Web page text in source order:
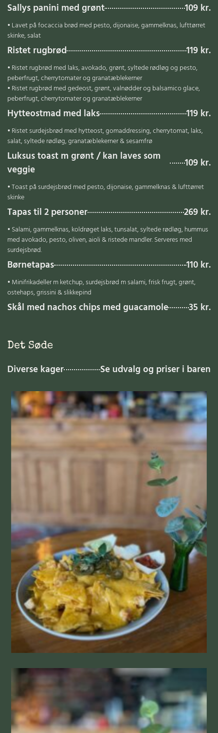
Sallys panini med grønt 109 kr.
• Lavet på focaccia brød med pesto, dijonaise, gammelknas, lufttørret
skinke, salat
Ristet rugbrød 119 kr.
• Ristet rugbrød med laks, avokado, grønt, syltede rødløg og pesto,
peberfrugt, cherrytomater og granatæblekerner
• Ristet rugbrød med gedeost, grønt, valnødder og balsamico glace,
peberfrugt, cherrytomater og granatæblekerner
Hytteostmad med laks 119 kr.
• Ristet surdejsbrød med hytteost, gomaddressing, cherrytomat, laks,
salat, syltede rødløg, granatæblekerner & sesamfrø
Luksus toast m grønt / kan laves som
veggie
109 kr.
• Toast på surdejsbrød med pesto, dijonaise, gammelknas & lufttørret
skinke
Tapas til 2 personer 269 kr.
• Salami, gammelknas, koldrøget laks, tunsalat, syltede rødløg, hummus
med avokado, pesto, oliven, aioli & ristede mandler. Serveres med
surdejsbrød.
Børnetapas 110 kr.
• Minifrikadeller m ketchup, surdejsbrød m salami, frisk frugt, grønt,
ostehaps, grissini & slikkepind
Skål med nachos chips med guacamole 35 kr.
Det Søde
Diverse kager Se udvalg og priser i baren